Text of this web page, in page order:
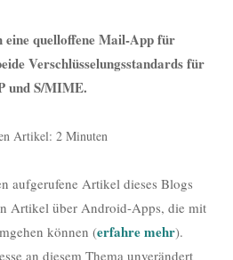
quelloffene Mail-App für
Verschlüsselungsstandards für
und S/MIME.
Artikel: 2 Minuten
aufgerufene Artikel dieses Blogs
Artikel über Android-Apps, die mit
können (erfahre mehr).
an diesem Thema unverändert